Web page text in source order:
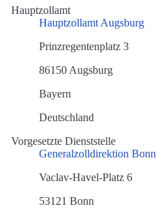
Hauptzollamt
Hauptzollamt Augsburg
Prinzregentenplatz 3
86150 Augsburg
Bayern
Deutschland
Vorgesetzte Dienststelle
Generalzolldirektion Bonn
Vaclav-Havel-Platz 6
53121 Bonn